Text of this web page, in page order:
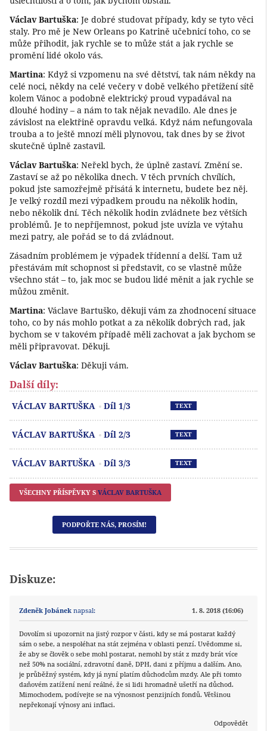
Václav Bartuška: Je dobré studovat případy, kdy se tyto věci
staly. Pro mě je New Orleans po Katrině učebnicí toho, co se
může přihodit, jak rychle se to může stát a jak rychle se
promění lidé okolo vás.
Martina: Když si vzpomenu na své dětství, tak nám někdy na
celé noci, někdy na celé večery v době velkého přetížení sítě
kolem Vánoc a podobně elektrický proud vypadával na
dlouhé hodiny – a nám to tak nějak nevadilo. Ale dnes je
závislost na elektřině opravdu velká. Když nám nefungovala
trouba a to ještě mnozí měli plynovou, tak dnes by se život
skutečně úplně zastavil.
Václav Bartuška: Neřekl bych, že úplně zastaví. Změní se.
Zastaví se až po několika dnech. V těch prvních chvílích,
pokud jste samozřejmě přisátá k internetu, budete bez něj.
Je velký rozdíl mezi výpadkem proudu na několik hodin,
nebo několik dní. Těch několik hodin zvládnete bez větších
problémů. Je to nepříjemnost, pokud jste uvízla ve výtahu
mezi patry, ale pořád se to dá zvládnout.
Zásadním problémem je výpadek třídenní a delší. Tam už
přestávám mít schopnost si představit, co se vlastně může
všechno stát – to, jak moc se budou lidé měnit a jak rychle se
můžou změnit.
Martina: Václave Bartuško, děkuji vám za zhodnocení situace
toho, co by nás mohlo potkat a za několik dobrých rad, jak
bychom se v takovém případě měli zachovat a jak bychom se
měli připravovat. Děkuji.
Václav Bartuška: Děkuji vám.
Další díly:
VÁCLAV BARTUŠKA Díl 1/3 TEXT
VÁCLAV BARTUŠKA Díl 2/3 TEXT
VÁCLAV BARTUŠKA Díl 3/3 TEXT
VŠECHNY PŘÍSPĚVKY S VÁCLAV BARTUŠKA
PODPOŘTE NÁS, PROSÍM!
Diskuze:
Zdeněk Jobánek napsal: 1. 8. 2018 (16:06)
Dovolím si upozornit na jistý rozpor v části, kdy se má postarat každý
sám o sebe, a nespoléhat na stát zejména v oblasti penzí. Uvědomme si,
že aby se člověk o sebe mohl postarat, nemohl by stát z mzdy brát více
než 50% na sociální, zdravotní daně, DPH, dani z příjmu a dalším. Ano,
je průběžný systém, kdy já nyní platím důchodcům mzdy. Ale při tomto
daňovém zatížení není reálné, že si lidi hromadně ušetří na důchod.
Mimochodem, podívejte se na výnosnost penzijních fondů. Většinou
nepřekonají výnosy ani inflaci.
Odpovědět